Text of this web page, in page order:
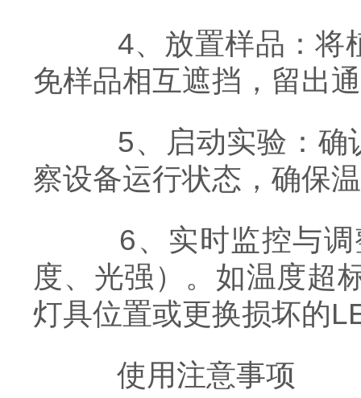
4、放置样品：将植
免样品相互遮挡，留出
5、启动实验：确认
察设备运行状态，确保
6、实时监控与调
度、光强）。如温度超
灯具位置或更换损坏的
使用注意事项